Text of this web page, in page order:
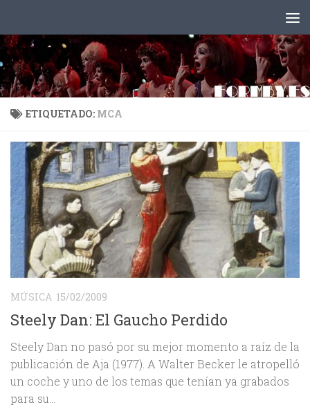
ETIQUETADO: MCA
MÚSICA 15/02/2009
Steely Dan: El Gaucho Perdido
Steely Dan no pasó por su mejor momento a raíz de la
publicación de Aja (1977). A Walter Becker le atropelló
un coche y uno de los temas que tenían ya grabados
para su...